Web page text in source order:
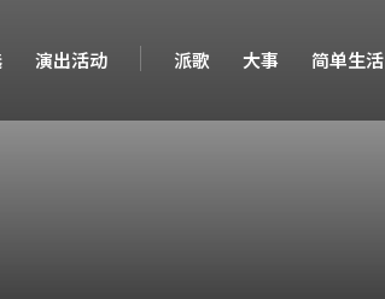
演出活动 派歌 大事 简单生活